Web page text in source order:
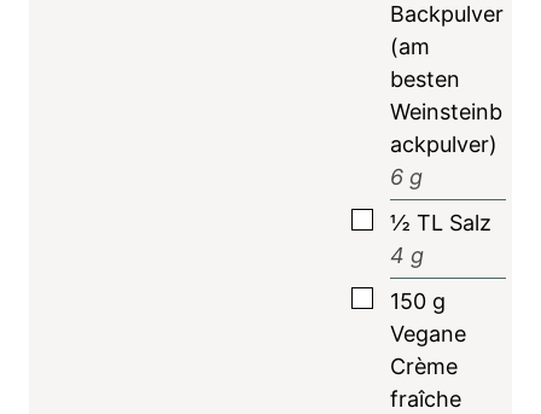
Backpulver
(am
besten
Weinsteinb
ackpulver)
6 g
▢
½ TL Salz
4 g
▢
150 g
Vegane
Crème
fraîche